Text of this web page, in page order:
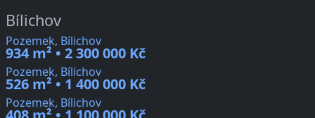
Bílichov
Pozemek, Bílichov
934 m² • 2 300 000 Kč
Pozemek, Bílichov
526 m² • 1 400 000 Kč
Pozemek, Bílichov